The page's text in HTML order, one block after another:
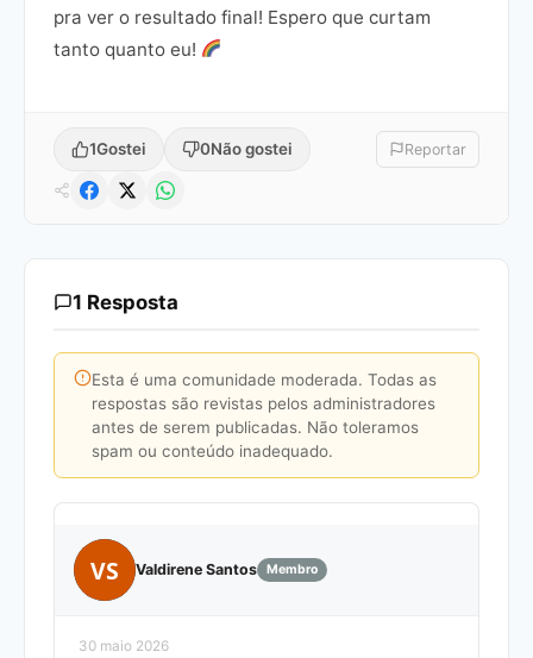
pra ver o resultado final! Espero que curtam
tanto quanto eu!
1Gostei 0Não gostei Reportar
1 Resposta
Esta é uma comunidade moderada. Todas as
respostas são revistas pelos administradores
antes de serem publicadas. Não toleramos
spam ou conteúdo inadequado.
VS Valdirene Santos Membro
30 maio 2026